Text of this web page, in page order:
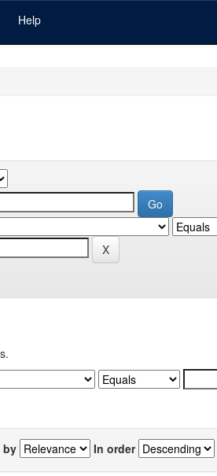
Help
by In order